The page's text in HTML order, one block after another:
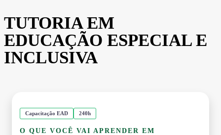
TUTORIA EM
EDUCAÇÃO ESPECIAL E
INCLUSIVA
Capacitação EAD 240h
O QUE VOCÊ VAI APRENDER EM